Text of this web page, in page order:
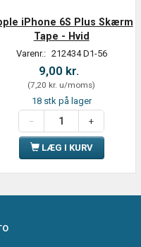
iPhone 6S Plus Skærm
Tape - Hvid
Varenr.: 212434 D1-56
9,00 kr.
(7,20 kr. u/moms)
18 stk på lager
LÆG I KURV